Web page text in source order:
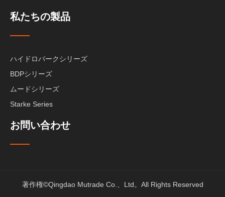
私たちの製品
ハイドロパークシリーズ
BDPシリーズ
ムードシリーズ
Starke Series
お問い合わせ
著作権©Qingdao Mutrade Co.、Ltd。All Rights Reserved